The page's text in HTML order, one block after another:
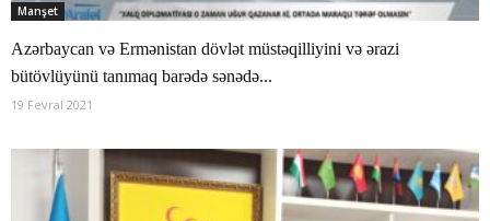
Manşet
Azərbaycan və Ermənistan dövlət müstəqilliyini və ərazi
bütövlüyünü tanımaq barədə sənədə...
19 Fevral 2021